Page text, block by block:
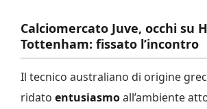
Calciomercato Juve, occhi su
Tottenham: fissato l’incontro
Il tecnico australiano di origine
ridato entusiasmoall’ambiente